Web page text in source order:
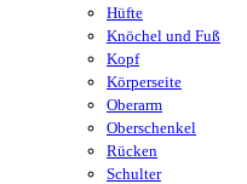
Hüfte
Knöchel und Fuß
Kopf
Körperseite
Oberarm
Oberschenkel
Rücken
Schulter